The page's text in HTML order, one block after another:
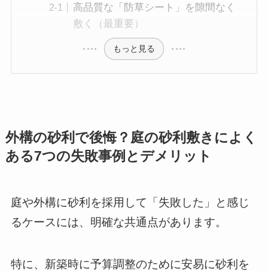
高品質な「防草シート」を隙間なく
敷く（最重要）
もっと見る
外構の砂利で後悔？庭の砂利敷きによく
ある7つの失敗事例とデメリット
庭や外構に砂利を採用して「失敗した」と感じ
るケースには、明確な共通点があります。
特に、新築時に予算調整のために安易に砂利を